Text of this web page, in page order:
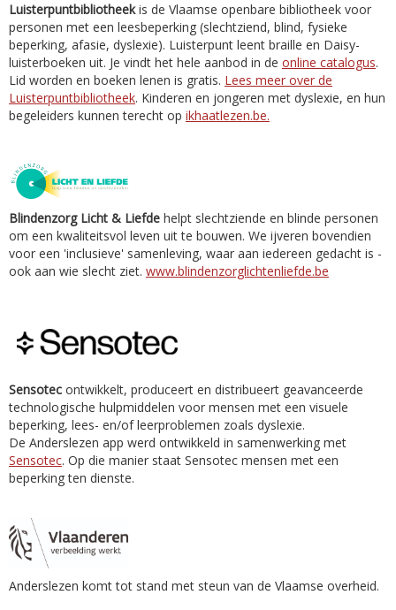
Luisterpuntbibliotheekis de Vlaamse openbare bibliotheek voor
personen met een leesbeperking (slechtziend, blind, fysieke
beperking, afasie, dyslexie). Luisterpunt leent braille en Daisy-
luisterboeken uit. Je vindt het hele aanbod in de online catalogus.
Lid worden en boeken lenen is gratis. Lees meer over de
Luisterpuntbibliotheek. Kinderen en jongeren met dyslexie, en hun
begeleiders kunnen terecht op ikhaatlezen.be.
Blindenzorg Licht & Liefde helpt slechtziende en blinde personen
om een kwaliteitsvol leven uit te bouwen. We ijveren bovendien
voor een 'inclusieve' samenleving, waar aan iedereen gedacht is -
ook aan wie slecht ziet. www.blindenzorglichtenliefde.be
Sensotec ontwikkelt, produceert en distribueert geavanceerde
technologische hulpmiddelen voor mensen met een visuele
beperking, lees- en/of leerproblemen zoals dyslexie.
De Anderslezen app werd ontwikkeld in samenwerking met
Sensotec. Op die manier staat Sensotec mensen met een
beperking ten dienste.
Anderslezen komt tot stand met steun van de Vlaamse overheid.